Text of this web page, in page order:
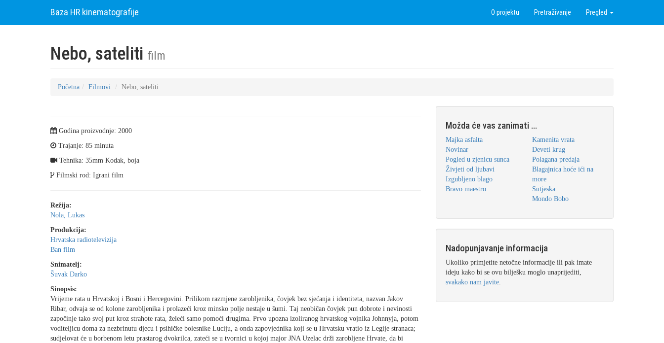
Baza HR kinematografije O projektu Pretraživanje Pregled
Nebo, sateliti film
Početna Filmovi Nebo, sateliti
Godina proizvodnje: 2000
Trajanje: 85 minuta
Tehnika: 35mm Kodak, boja
Filmski rod: Igrani film
Režija:
Nola, Lukas
Produkcija:
Hrvatska radiotelevizija
Ban film
Snimatelj:
Šuvak Darko
Sinopsis:
Vrijeme rata u Hrvatskoj i Bosni i Hercegovini. Prilikom razmjene zarobljenika, čovjek bez sjećanja i identiteta, nazvan Jakov
Ribar, odvaja se od kolone zarobljenika i prolazeći kroz minsko polje nestaje u šumi. Taj neobičan čovjek pun dobrote i nevinosti
započinje tako svoj put kroz strahote rata, želeći samo pomoći drugima. Prvo upozna izoliranog hrvatskog vojnika Johnnyja, potom
voditeljicu doma za nezbrinutu djecu i psihičke bolesnike Luciju, a onda zapovjednika koji se u Hrvatsku vratio iz Legije stranaca;
sudjelovat će u borbenom letu prastarog dvokrilca, zateći se u tvornici u kojoj major JNA Uzelac drži zarobljene Hrvate, da bi
Možda će vas zanimati ...
Majka asfalta
Novinar
Pogled u zjenicu sunca
Živjeti od ljubavi
Izgubljeno blago
Bravo maestro
Kamenita vrata
Deveti krug
Polagana predaja
Blagajnica hoće ići na
more
Sutjeska
Mondo Bobo
Nadopunjavanje informacija
Ukoliko primjetite netočne informacije ili pak imate
ideju kako bi se ovu bilješku moglo unaprijediti,
svakako nam javite.